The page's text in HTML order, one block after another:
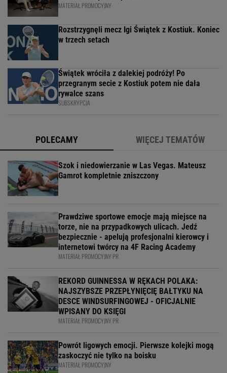
MATERIAŁ PROMOCYJNY
Rozstrzygnęli mecz Igi Świątek z Kostiuk. Koniec
w trzech setach
Świątek wróciła z dalekiej podróży! Po
przegranym secie z Kostiuk potem nie dała
rywalce szans
SUBSKRYPCJA
POLECAMY WIĘCEJ TEMATÓW
Szok i niedowierzanie w Las Vegas. Mateusz
Gamrot kompletnie zniszczony
Prawdziwe sportowe emocje mają miejsce na
torze, nie na przypadkowych ulicach. Jedź
bezpiecznie - apelują profesjonalni kierowcy i
internetowi twórcy na 4F Racing Academy
MATERIAŁ PROMOCYJNY PR
REKORD GUINNESSA W RĘKACH POLAKA:
NAJSZYBSZE PRZEPŁYNIĘCIĘ BAŁTYKU NA
DESCE WINDSURFINGOWEJ - OFICJALNIE
WPISANY DO KSIĘGI
MATERIAŁ PROMOCYJNY PR
Powrót ligowych emocji. Pierwsze kolejki mogą
zaskoczyć nie tylko na boisku
MATERIAŁ PROMOCYJNY